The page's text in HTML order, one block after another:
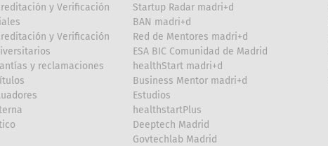
y Verificación
y Verificación
y reclamaciones
Startup Radar madri+d
BAN madri+d
Red de Mentores madri+d
ESA BIC Comunidad de Madrid
healthStart madri+d
Business Mentor madri+d
Estudios
healthstartPlus
Deeptech Madrid
Govtechlab Madrid